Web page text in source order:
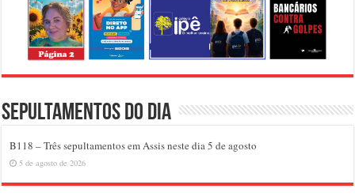
Sepultamentos do dia
B118 – Três sepultamentos em Assis neste dia 5 de agosto
5 de agosto de 2026